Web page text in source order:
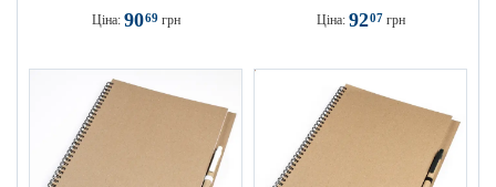
Ціна: 9069 грн Ціна: 9207 грн